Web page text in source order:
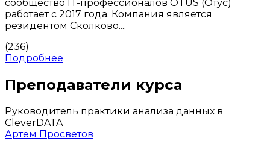
сообщество IT-профессионалов OTUS (Отус)
работает с 2017 года. Компания является
резидентом Сколково....
(236)
Подробнее
Преподаватели курса
Руководитель практики анализа данных в
CleverDATA
Артем Просветов